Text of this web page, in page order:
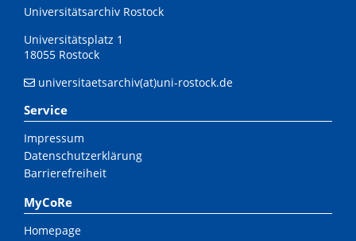
Universitätsarchiv Rostock
Universitätsplatz 1
18055 Rostock
universitaetsarchiv(at)uni-rostock.de
Service
Impressum
Datenschutzerklärung
Barrierefreiheit
MyCoRe
Homepage